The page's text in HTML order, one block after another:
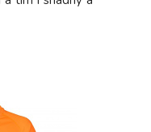
nylonu